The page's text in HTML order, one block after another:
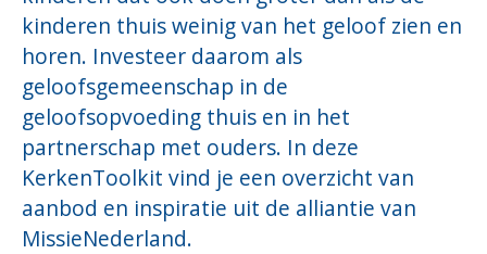
kinderen thuis weinig van het geloof zien en
horen. Investeer daarom als
geloofsgemeenschap in de
geloofsopvoeding thuis en in het
partnerschap met ouders. In deze
KerkenToolkit vind je een overzicht van
aanbod en inspiratie uit de alliantie van
MissieNederland.